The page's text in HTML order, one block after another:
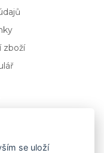
zboží
se uloží